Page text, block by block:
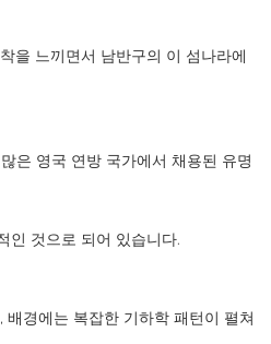
을 느끼면서 남반구의 이 섬나라에
은 영국 연방 국가에서 채용된 유명
인 것으로 되어 있습니다.
배경에는 복잡한 기하학 패턴이 펼쳐